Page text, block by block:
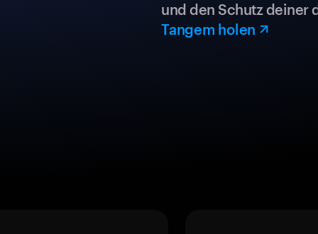
und den Schutz deiner
Tangem holen